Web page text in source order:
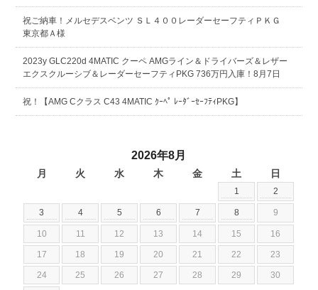
祝ご納車！メルセデスベンツ ＳＬ４００レーダーセーフティＰＫＧ
東京都Ａ様
2023y GLC220d 4MATIC クーペ AMGライン＆ドライバーズ＆レザー
エクスクルーシブ＆レーダーセーフティPKG 736万円入庫！8月7日
祝！【AMG Cクラス C43 4MATIC ｸｰﾍﾟ ﾚｰﾀﾞｰｾｰﾌﾃｨPKG】
2026年8月
月 火 水 木 金 土 日
1 2
3 4 5 6 7 8 9
10 11 12 13 14 15 16
17 18 19 20 21 22 23
24 25 26 27 28 29 30